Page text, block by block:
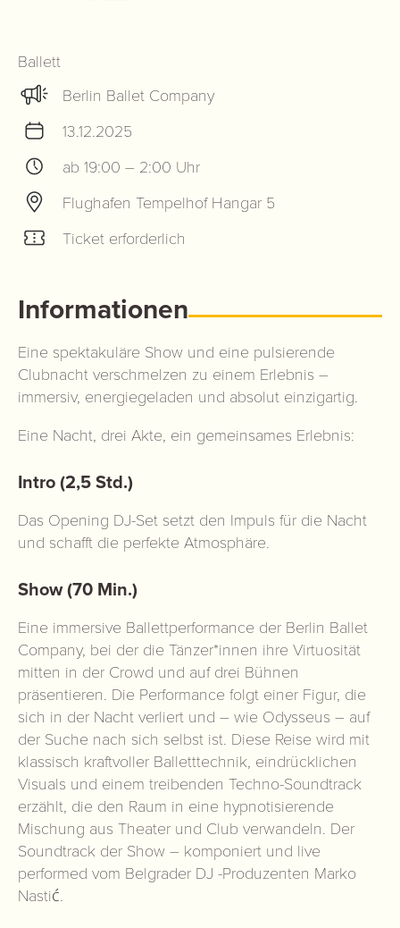
Ballett
Berlin Ballet Company
13.12.2025
ab 19:00 – 2:00 Uhr
Flughafen Tempelhof Hangar 5
Ticket erforderlich
Informationen
Eine spektakuläre Show und eine pulsierende
Clubnacht verschmelzen zu einem Erlebnis –
immersiv, energiegeladen und absolut einzigartig.
Eine Nacht, drei Akte, ein gemeinsames Erlebnis:
Intro (2,5 Std.)
Das Opening DJ-Set setzt den Impuls für die Nacht
und schafft die perfekte Atmosphäre.
Show (70 Min.)
Eine immersive Ballettperformance der Berlin Ballet
Company, bei der die Tänzer*innen ihre Virtuosität
mitten in der Crowd und auf drei Bühnen
präsentieren. Die Performance folgt einer Figur, die
sich in der Nacht verliert und – wie Odysseus – auf
der Suche nach sich selbst ist. Diese Reise wird mit
klassisch kraftvoller Balletttechnik, eindrücklichen
Visuals und einem treibenden Techno-Soundtrack
erzählt, die den Raum in eine hypnotisierende
Mischung aus Theater und Club verwandeln. Der
Soundtrack der Show – komponiert und live
performed vom Belgrader DJ -Produzenten Marko
Nastić.